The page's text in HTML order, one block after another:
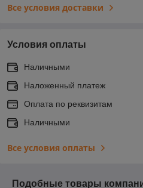
Все условия доставки
Условия оплаты
Наличными
Наложенный платеж
Оплата по реквизитам
Наличными
Все условия оплаты
Подобные товары